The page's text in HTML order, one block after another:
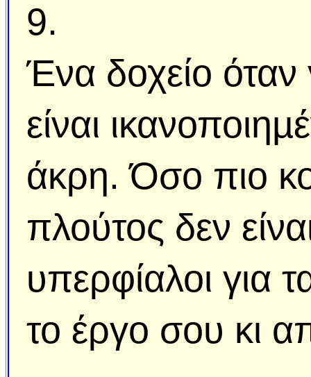
9.
Ένα δοχείο όταν
είναι
άκρη. Όσο πιο
πλούτος δεν
υπερφίαλοι για
το έργο σου κι